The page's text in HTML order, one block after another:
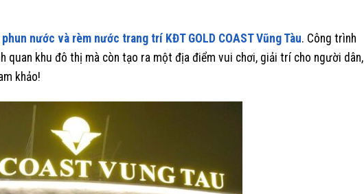
nước và rèm nước trang trí KĐT GOLD COAST Vũng Tàu. Công trình
quan khu đô thị mà còn tạo ra một địa điểm vui chơi, giải trí cho người dân,
khảo!